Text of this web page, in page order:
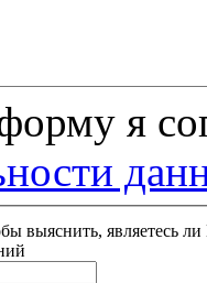
я
выяснить, являетесь